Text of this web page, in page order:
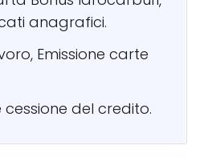
anagrafici.
Emissione carte
cessione del credito.